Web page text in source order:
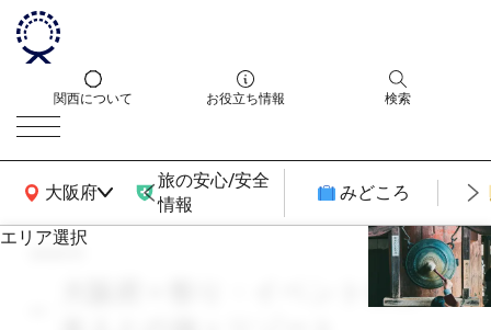
関西について お役立ち情報 検索
大阪府
関西広域MAP
旅の安心/安全
情報
みどころ
エリア選択
エ
search
大阪府 × 祭り・イベント体験 ×